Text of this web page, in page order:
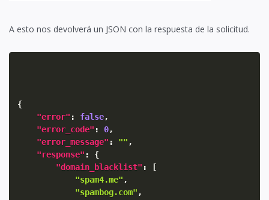
A esto nos devolverá un JSON con la respuesta de la solicitud.
{
"error" : false,
"error_code" : 0,
"error_message" : "" ,
"response" :
{
"domain_blacklist" :
[
"spam4.me" ,
"spambog.com" ,